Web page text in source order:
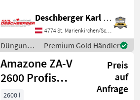
des. Dieser hält die
Fahrspur nahezu frei von
Dünger. Es wird nic
Deschberger Karl Landtechnik GesmbH & Co KG
4774 St. Marienkirchen/Schärding
Düngung
und
Beregnung
/ Amazone
Premium Gold Händler
Amazone ZA-V
2600 Profis
Tronic
Preis
auf
Anfrage
2600 l